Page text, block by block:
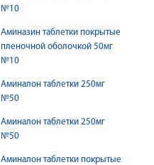
№10
Аминазин таблетки покрытые
пленочной оболочкой 50мг
№10
Аминалон таблетки 250мг
№50
Аминалон таблетки 250мг
№50
Аминалон таблетки покрытые